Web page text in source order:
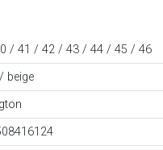
/ 41 / 42 / 43 / 44 / 45 / 46
beige